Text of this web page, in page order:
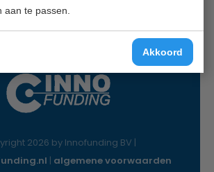
te passen.
Akkoord
2026 by Innofunding BV |
| algemene voorwaarden